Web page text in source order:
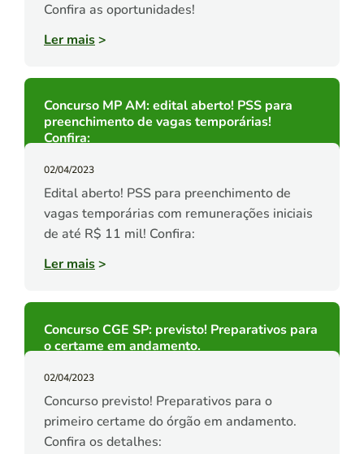
Confira as oportunidades!
Ler mais>
Concurso MP AM: edital aberto! PSS para
preenchimento de vagas temporárias!
Confira:
02/04/2023
Edital aberto! PSS para preenchimento de
vagas temporárias com remunerações iniciais
de até R$ 11 mil! Confira:
Ler mais>
Concurso CGE SP: previsto! Preparativos para
o certame em andamento.
02/04/2023
Concurso previsto! Preparativos para o
primeiro certame do órgão em andamento.
Confira os detalhes: